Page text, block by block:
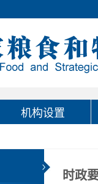
机构设置
时政